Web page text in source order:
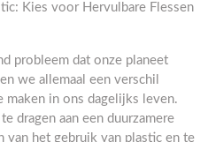
Kies voor Hervulbare Flessen
probleem dat onze planeet
we allemaal een verschil
maken in ons dagelijks leven.
dragen aan een duurzamere
het gebruik van plastic en te